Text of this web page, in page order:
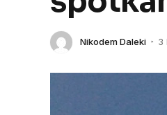
Nikodem Daleki 3